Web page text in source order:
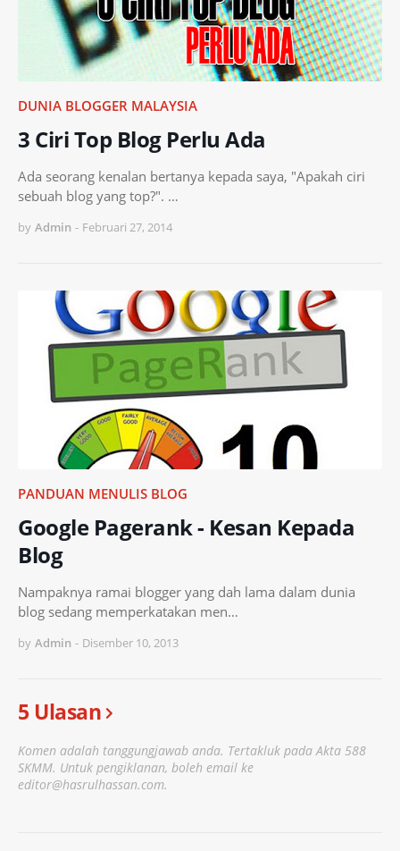
DUNIA BLOGGER MALAYSIA
3 Ciri Top Blog Perlu Ada
Ada seorang kenalan bertanya kepada saya, "Apakah ciri
sebuah blog yang top?". …
by Admin - Februari 27, 2014
PANDUAN MENULIS BLOG
Google Pagerank - Kesan Kepada
Blog
Nampaknya ramai blogger yang dah lama dalam dunia
blog sedang memperkatakan men…
by Admin - Disember 10, 2013
5 Ulasan
Komen adalah tanggungjawab anda. Tertakluk pada Akta 588
SKMM. Untuk pengiklanan, boleh email ke
editor@hasrulhassan.com.